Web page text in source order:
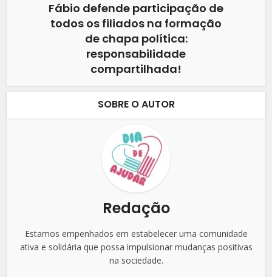
Fábio defende participação de
todos os filiados na formação
de chapa política:
responsabilidade
compartilhada!
SOBRE O AUTOR
Redação
Estamos empenhados em estabelecer uma comunidade
ativa e solidária que possa impulsionar mudanças positivas
na sociedade.